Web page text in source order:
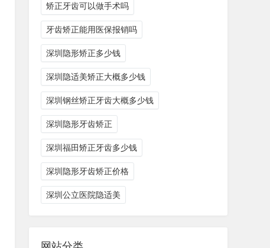
矫正牙齿可以做手术吗
牙齿矫正能用医保报销吗
深圳隐形矫正多少钱
深圳隐适美矫正大概多少钱
深圳钢丝矫正牙齿大概多少钱
深圳隐形牙齿矫正
深圳福田矫正牙齿多少钱
深圳隐形牙齿矫正价格
深圳公立医院隐适美